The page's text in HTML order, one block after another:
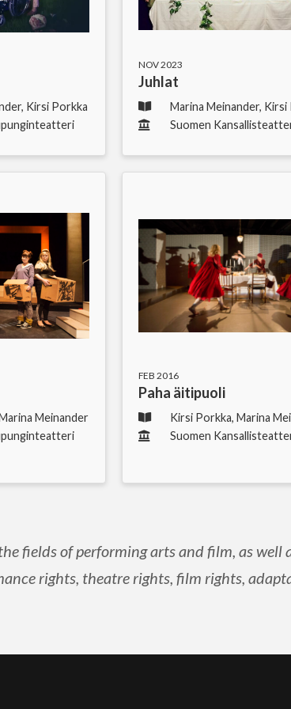
Kirsi Porkka
NOV 2023
Juhlat
Marina Meinander, Kirsi
Suomen
Meinander
FEB 2016
Paha äitipuoli
Kirsi Porkka, Marina
Suomen
fields of performing arts and film, as well
rights, theatre rights, film rights,